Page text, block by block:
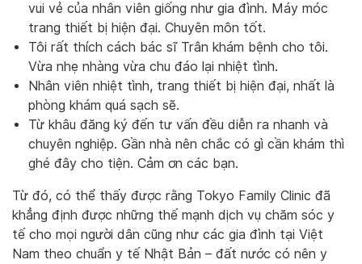
vui vẻ của nhân viên giống như gia đình. Máy móc
trang thiết bị hiện đại. Chuyên môn tốt.
Tôi rất thích cách bác sĩ Trân khám bệnh cho tôi.
Vừa nhẹ nhàng vừa chu đáo lại nhiệt tình.
Nhân viên nhiệt tình, trang thiết bị hiện đại, nhất là
phòng khám quá sạch sẽ.
Từ khâu đăng ký đến tư vấn đều diễn ra nhanh và
chuyên nghiệp. Gần nhà nên chắc có gì cần khám thì
ghé đây cho tiện. Cảm ơn các bạn.
Từ đó, có thể thấy được rằng Tokyo Family Clinic đã
khẳng định được những thế mạnh dịch vụ chăm sóc y
tế cho mọi người dân cũng như các gia đình tại Việt
Nam theo chuẩn y tế Nhật Bản – đất nước có nên y